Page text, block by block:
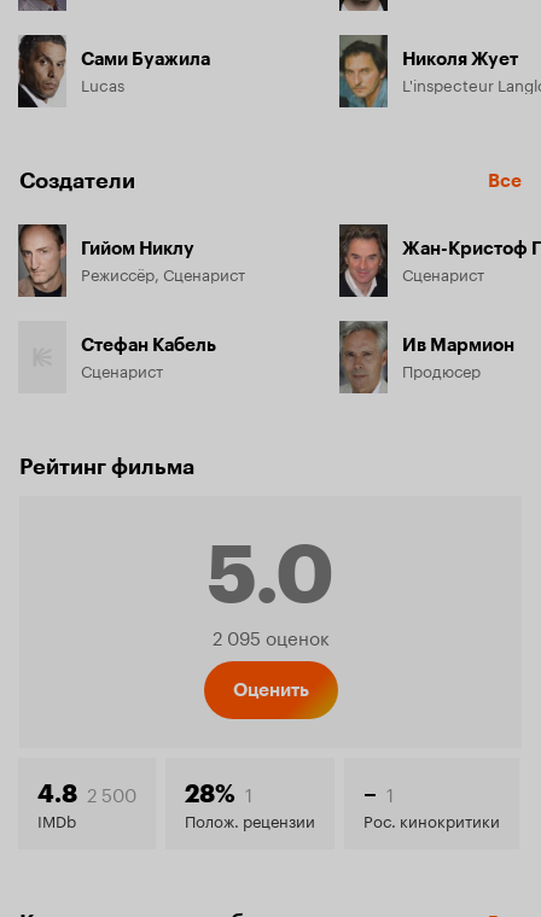
Сами Буажила
Lucas
Николя Жует
L'inspecteur
Создатели Все
Гийом Никлу
Режиссёр, Сценарист
Стефан Кабель
Сценарист
Жан-Кристоф
Сценарист
Ив Мармион
Продюсер
Рейтинг фильма
5.0
Рейтинг
5.0
2 095 оценок
Оценить
4.8 2 500
IMDb
28% 1
Полож. рецензии
– 1
Рос. кинокритики